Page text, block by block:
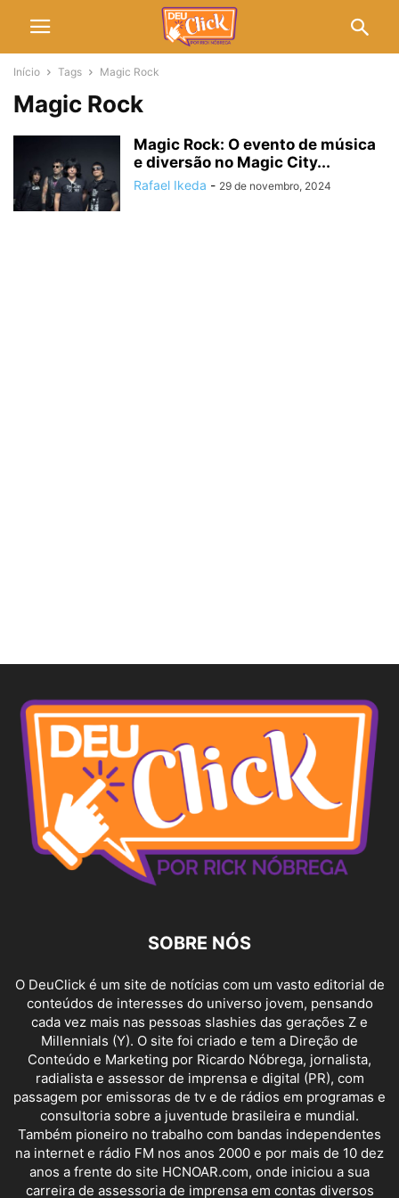
Início Tags Magic Rock
Magic Rock
Magic Rock: O evento de música
e diversão no Magic City...
Rafael Ikeda - 29 de novembro, 2024
SOBRE NÓS
O DeuClick é um site de notícias com um vasto editorial de
conteúdos de interesses do universo jovem, pensando
cada vez mais nas pessoas slashies das gerações Z e
Millennials (Y). O site foi criado e tem a Direção de
Conteúdo e Marketing por Ricardo Nóbrega, jornalista,
radialista e assessor de imprensa e digital (PR), com
passagem por emissoras de tv e de rádios em programas e
consultoria sobre a juventude brasileira e mundial.
Também pioneiro no trabalho com bandas independentes
na internet e rádio FM nos anos 2000 e por mais de 10 dez
anos a frente do site HCNOAR.com, onde iniciou a sua
carreira de assessoria de imprensa em contas diversos